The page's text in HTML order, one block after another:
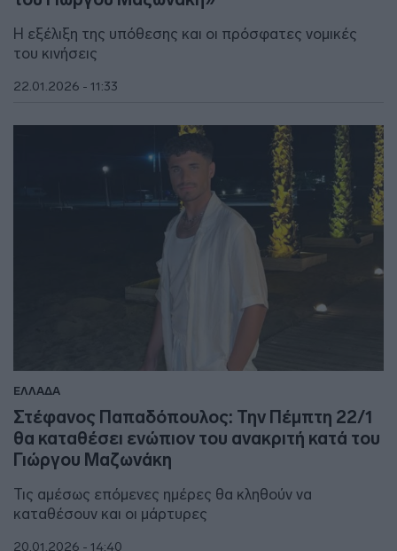
Η εξέλιξη της υπόθεσης και οι πρόσφατες νομικές
του κινήσεις
22.01.2026 - 11:33
ΕΛΛΑΔΑ
Στέφανος Παπαδόπουλος: Την Πέμπτη 22/1
θα καταθέσει ενώπιον του ανακριτή κατά του
Γιώργου Μαζωνάκη
Τις αμέσως επόμενες ημέρες θα κληθούν να
καταθέσουν και οι μάρτυρες
20.01.2026 - 14:40